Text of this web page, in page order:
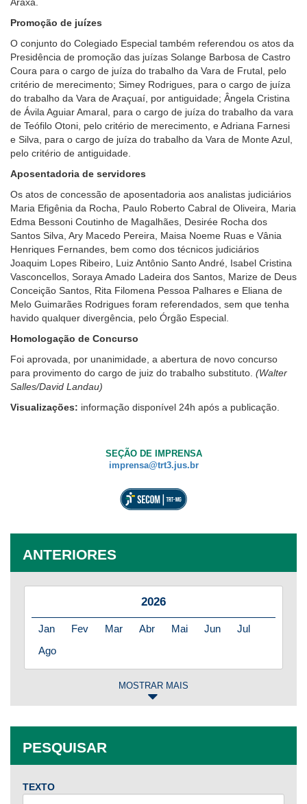
Promoção de juízes
O conjunto do Colegiado Especial também referendou os atos da
Presidência de promoção das juízas Solange Barbosa de Castro
Coura para o cargo de juíza do trabalho da Vara de Frutal, pelo
critério de merecimento; Simey Rodrigues, para o cargo de juíza
do trabalho da Vara de Araçuaí, por antiguidade; Ângela Cristina
de Ávila Aguiar Amaral, para o cargo de juíza do trabalho da vara
de Teófilo Otoni, pelo critério de merecimento, e Adriana Farnesi
e Silva, para o cargo de juíza do trabalho da Vara de Monte Azul,
pelo critério de antiguidade.
Aposentadoria de servidores
Os atos de concessão de aposentadoria aos analistas judiciários
Maria Efigênia da Rocha, Paulo Roberto Cabral de Oliveira, Maria
Edma Bessoni Coutinho de Magalhães, Desirée Rocha dos
Santos Silva, Ary Macedo Pereira, Maisa Noeme Ruas e Vânia
Henriques Fernandes, bem como dos técnicos judiciários
Joaquim Lopes Ribeiro, Luiz Antônio Santo André, Isabel Cristina
Vasconcellos, Soraya Amado Ladeira dos Santos, Marize de Deus
Conceição Santos, Rita Filomena Pessoa Palhares e Eliana de
Melo Guimarães Rodrigues foram referendados, sem que tenha
havido qualquer divergência, pelo Órgão Especial.
Homologação de Concurso
Foi aprovada, por unanimidade, a abertura de novo concurso
para provimento do cargo de juiz do trabalho substituto. (Walter
Salles/David Landau)
Visualizações: informação disponível 24h após a publicação.
SEÇÃO DE IMPRENSA
imprensa@trt3.jus.br
ANTERIORES
2026
Jan Fev Mar Abr Mai Jun
Jul
Ago
2025
Jan Fev Mar Abr Mai Jun
Jul
Ago
Set Out
2024
MOSTRAR MAIS
PESQUISAR
TEXTO